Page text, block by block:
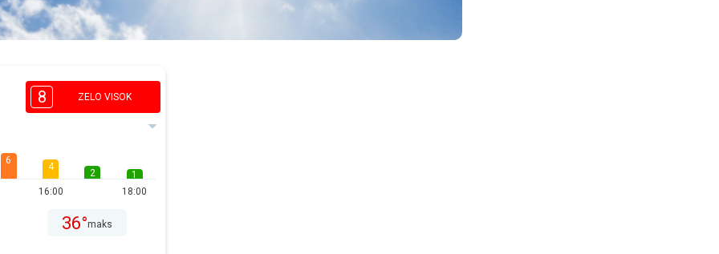
8 ZELO VISOK
6
4
16:00
2
1
18:00
36°maks